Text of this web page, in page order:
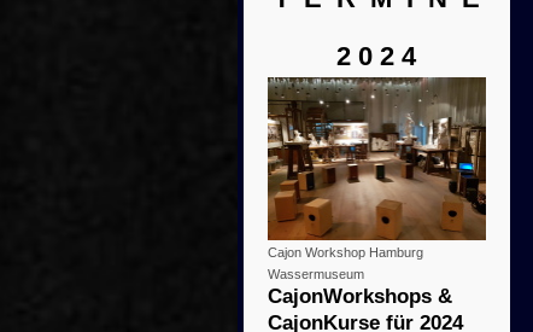
2 0 2 4
Cajon Workshop Hamburg
Wassermuseum
CajonWorkshops &
CajonKurse für 2024